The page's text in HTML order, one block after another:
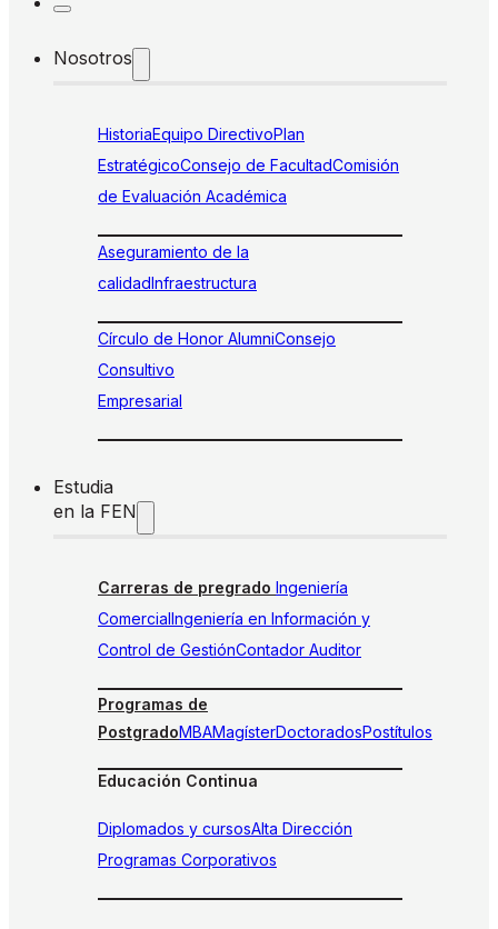
Nosotros
HistoriaEquipo DirectivoPlan
EstratégicoConsejo de FacultadComisión
de Evaluación Académica
Aseguramiento de la
calidadInfraestructura
Círculo de Honor AlumniConsejo
Consultivo
Empresarial
Estudia
en la FEN
Carreras de pregrado Ingeniería
ComercialIngeniería en Información y
Control de GestiónContador Auditor
Programas de
PostgradoMBAMagísterDoctoradosPostítulos
Educación Continua
Diplomados y cursosAlta Dirección
Programas Corporativos